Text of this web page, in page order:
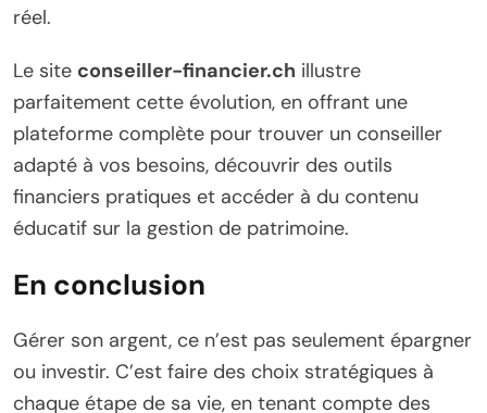
réel.
Le site conseiller-financier.ch illustre
parfaitement cette évolution, en offrant une
plateforme complète pour trouver un conseiller
adapté à vos besoins, découvrir des outils
financiers pratiques et accéder à du contenu
éducatif sur la gestion de patrimoine.
En conclusion
Gérer son argent, ce n’est pas seulement épargner
ou investir. C’est faire des choix stratégiques à
chaque étape de sa vie, en tenant compte des